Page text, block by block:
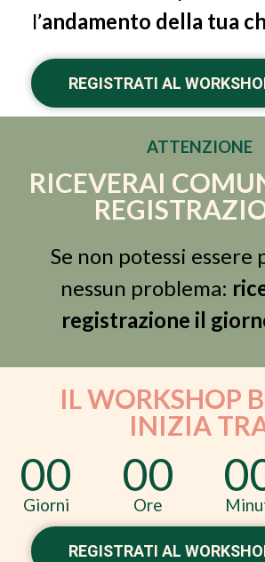
l’andamento della tua
REGISTRATI AL
ATTENZIONE
RICEVERAI
Se non potessi essere
nessun problema:
registrazione il
IL WORKSHOP
INIZIA
00
Giorni
00
Ore
REGISTRATI AL